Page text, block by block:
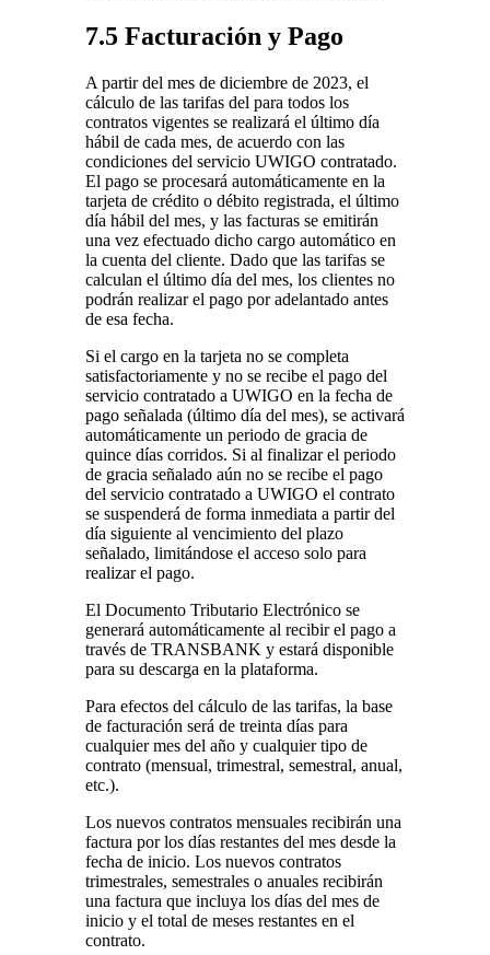
7.5 Facturación y Pago
A partir del mes de diciembre de 2023, el
cálculo de las tarifas del para todos los
contratos vigentes se realizará el último día
hábil de cada mes, de acuerdo con las
condiciones del servicio UWIGO contratado.
El pago se procesará automáticamente en la
tarjeta de crédito o débito registrada, el último
día hábil del mes, y las facturas se emitirán
una vez efectuado dicho cargo automático en
la cuenta del cliente. Dado que las tarifas se
calculan el último día del mes, los clientes no
podrán realizar el pago por adelantado antes
de esa fecha.
Si el cargo en la tarjeta no se completa
satisfactoriamente y no se recibe el pago del
servicio contratado a UWIGO en la fecha de
pago señalada (último día del mes), se activará
automáticamente un periodo de gracia de
quince días corridos. Si al finalizar el periodo
de gracia señalado aún no se recibe el pago
del servicio contratado a UWIGO el contrato
se suspenderá de forma inmediata a partir del
día siguiente al vencimiento del plazo
señalado, limitándose el acceso solo para
realizar el pago.
El Documento Tributario Electrónico se
generará automáticamente al recibir el pago a
través de TRANSBANK y estará disponible
para su descarga en la plataforma.
Para efectos del cálculo de las tarifas, la base
de facturación será de treinta días para
cualquier mes del año y cualquier tipo de
contrato (mensual, trimestral, semestral, anual,
etc.).
Los nuevos contratos mensuales recibirán una
factura por los días restantes del mes desde la
fecha de inicio. Los nuevos contratos
trimestrales, semestrales o anuales recibirán
una factura que incluya los días del mes de
inicio y el total de meses restantes en el
contrato.